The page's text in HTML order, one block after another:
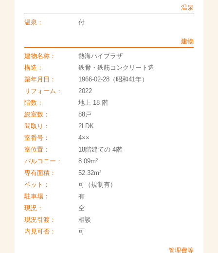
温泉
温泉：
付
建物
建物名称：
熱海ハイプラザ
構造：
鉄骨・鉄筋コンクリート造
築年月日：
1966-02-28（昭和41年）
リフォーム：
2022
階数：
地上 18 階
総室数：
88戸
間取り：
2LDK
室番号：
4××
室位置：
18階建ての 4階
バルコニー：
8.09m2
専有面積： 52.32m2
ペット：
可（規制有）
駐車場：
有
現況：
空
現況引渡：
相談
内見可否：
可
管理費等